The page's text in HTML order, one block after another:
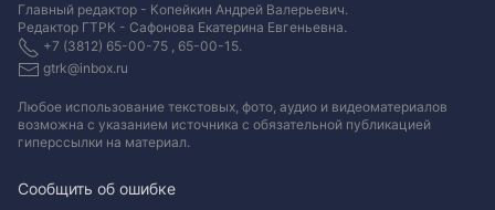
Главный редактор - Копейкин Андрей Валерьевич.
Редактор ГТРК - Сафонова Екатерина Евгеньевна.
+7 (3812) 65-00-75 , 65-00-15.
gtrk@inbox.ru
Любое использование текстовых, фото, аудио и видеоматериалов
возможна с указанием источника с обязательной публикацией
гиперссылки на материал.
Сообщить об ошибке